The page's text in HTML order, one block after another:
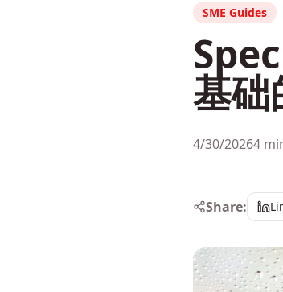
SME Guides
基础
4/30/20264
Share: